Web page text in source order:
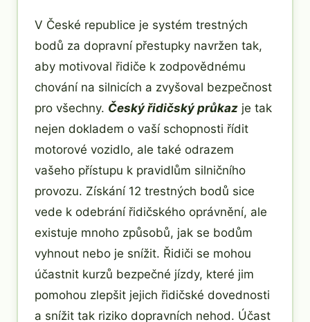
V České republice je systém trestných
bodů za dopravní přestupky navržen tak,
aby motivoval řidiče k zodpovědnému
chování na silnicích a zvyšoval bezpečnost
pro všechny. Český řidičský průkaz je tak
nejen dokladem o vaší schopnosti řídit
motorové vozidlo, ale také odrazem
vašeho přístupu k pravidlům silničního
provozu. Získání 12 trestných bodů sice
vede k odebrání řidičského oprávnění, ale
existuje mnoho způsobů, jak se bodům
vyhnout nebo je snížit. Řidiči se mohou
účastnit kurzů bezpečné jízdy, které jim
pomohou zlepšit jejich řidičské dovednosti
a snížit tak riziko dopravních nehod. Účast